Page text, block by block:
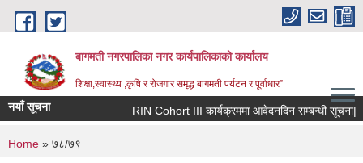
Skip to main content
बागमती नगरपालिका नगर कार्यपालिकाको कार्यालय
शिक्षा,स्वास्थ्य ,कृषि र रोजगार समृद्ध बागमती पर्यटन र पूर्वाधार”
नयाँ सूचना RIN Cohort III कार्यक्रममा आवेदनदिन सम्बन्धी सूचना|
You are here
Home » ७८/७९